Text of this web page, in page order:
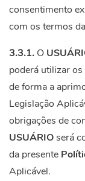
consentimento
com os termos
3.3.1. O
poderá utilizar
de forma a
Legislação
obrigações de
USUÁRIOserá
da presente
Aplicável.